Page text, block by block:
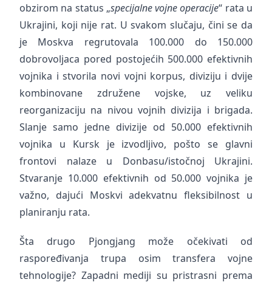
obzirom na status „specijalne vojne operacije“ rata u
Ukrajini, koji nije rat. U svakom slučaju, čini se da
je Moskva regrutovala 100.000 do 150.000
dobrovoljaca pored postojećih 500.000 efektivnih
vojnika i stvorila novi vojni korpus, diviziju i dvije
kombinovane združene vojske, uz veliku
reorganizaciju na nivou vojnih divizija i brigada.
Slanje samo jedne divizije od 50.000 efektivnih
vojnika u Kursk je izvodljivo, pošto se glavni
frontovi nalaze u Donbasu/istočnoj Ukrajini.
Stvaranje 10.000 efektivnih od 50.000 vojnika je
važno, dajući Moskvi adekvatnu fleksibilnost u
planiranju rata.
Šta drugo Pjongjang može očekivati od
raspoređivanja trupa osim transfera vojne
tehnologije? Zapadni mediji su pristrasni prema